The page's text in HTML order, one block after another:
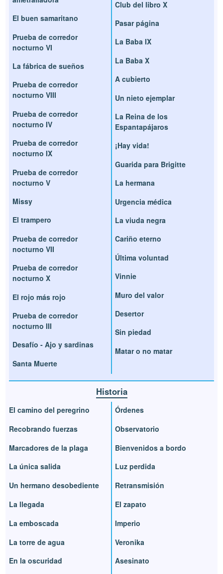
El buen samaritano
Prueba de corredor
nocturno VI
La fábrica de sueños
Prueba de corredor
nocturno VIII
Prueba de corredor
nocturno IV
Prueba de corredor
nocturno IX
Prueba de corredor
nocturno V
Missy
El trampero
Prueba de corredor
nocturno VII
Prueba de corredor
nocturno X
El rojo más rojo
Prueba de corredor
nocturno III
Desafío - Ajo y sardinas
Santa Muerte
Club del libro X
Pasar página
La Baba IX
La Baba X
A cubierto
Un nieto ejemplar
La Reina de los
Espantapájaros
¡Hay vida!
Guarida para Brigitte
La hermana
Urgencia médica
La viuda negra
Cariño eterno
Última voluntad
Vinnie
Muro del valor
Desertor
Sin piedad
Matar o no matar
Historia
El camino del peregrino
Recobrando fuerzas
Marcadores de la plaga
La única salida
Un hermano desobediente
La llegada
La emboscada
La torre de agua
En la oscuridad
Órdenes
Observatorio
Bienvenidos a bordo
Luz perdida
Retransmisión
El zapato
Imperio
Veronika
Asesinato